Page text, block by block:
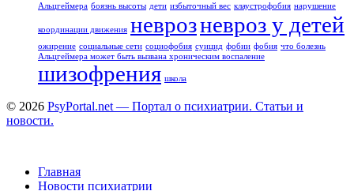
Альцгеймера боязнь высоты дети избыточный вес клаустрофобия нарушение
координации движения неврозневроз у детей
ожирение социальные сети социофобия суицид фобии фобия что болезнь
Альцгеймера может быть вызвана хроническим воспаление
шизофрения школа
© 2026 PsyPortal.net — Портал о психиатрии. Статьи и
новости.
Главная
Новости психиатрии